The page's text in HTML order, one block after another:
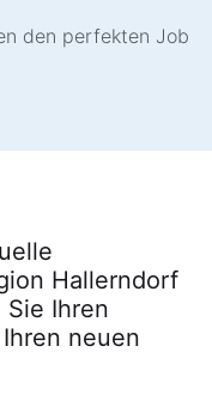
den perfekten Job
Hallerndorf
Ihren
neuen